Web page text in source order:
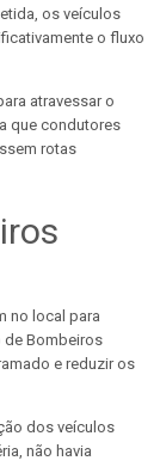
os veículos
o fluxo
atravessar o
que condutores
rotas
no local para
de Bombeiros
e reduzir os
dos veículos
não havia